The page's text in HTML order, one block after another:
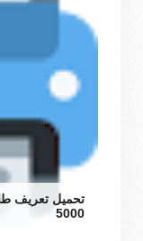
5000